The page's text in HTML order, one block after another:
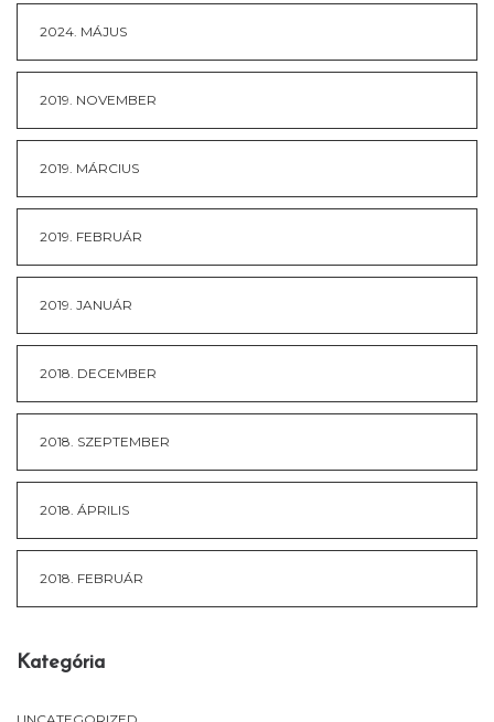
2024. MÁJUS
2019. NOVEMBER
2019. MÁRCIUS
2019. FEBRUÁR
2019. JANUÁR
2018. DECEMBER
2018. SZEPTEMBER
2018. ÁPRILIS
2018. FEBRUÁR
Kategória